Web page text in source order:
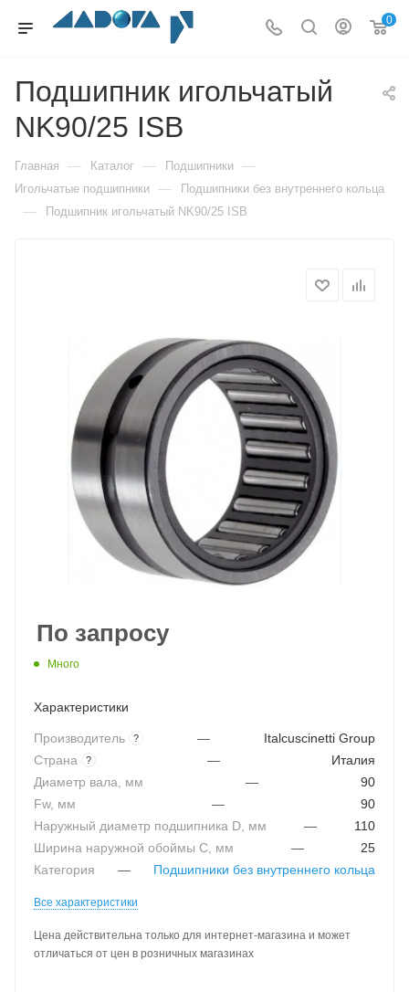
0
Подшипник игольчатый
NK90/25 ISB
Главная — Каталог — Подшипники —
Игольчатые подшипники — Подшипники без внутреннего кольца
— Подшипник игольчатый NK90/25 ISB
По запросу
Много
Характеристики
Производитель ? —
Italcuscinetti Group
Страна
? —
Италия
Диаметр вала, мм
—
90
Fw, мм
—
90
Наружный диаметр подшипника D, мм
—
110
Ширина наружной обоймы C, мм
—
25
Категория
— Подшипники без внутреннего кольца
Все характеристики
Цена действительна только для интернет-магазина и может
отличаться от цен в розничных магазинах